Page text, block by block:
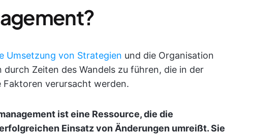
Umsetzung von Strategien und die Organisation
Zeiten des Wandels zu führen, die in der
verursacht werden.
ist eine Ressource, die die
Einsatz von Änderungen umreißt. Sie